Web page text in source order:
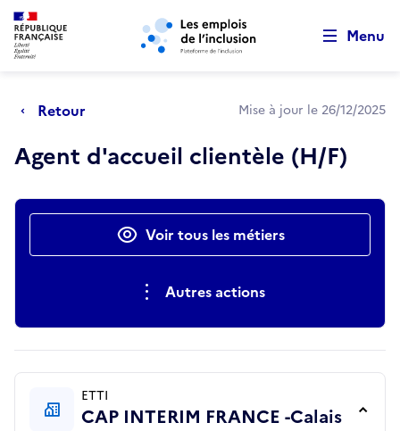
Aller au menu principal Aller au contenu principal
Menu
Retour Mise à jour le 26/12/2025
Agent d'accueil clientèle (H/F)
Actions rapidesVoir tous les métiers
Autres actions
ETTI
CAP INTERIM FRANCE -Calais
Retour au début de la page
Panneau de gestion des cookies